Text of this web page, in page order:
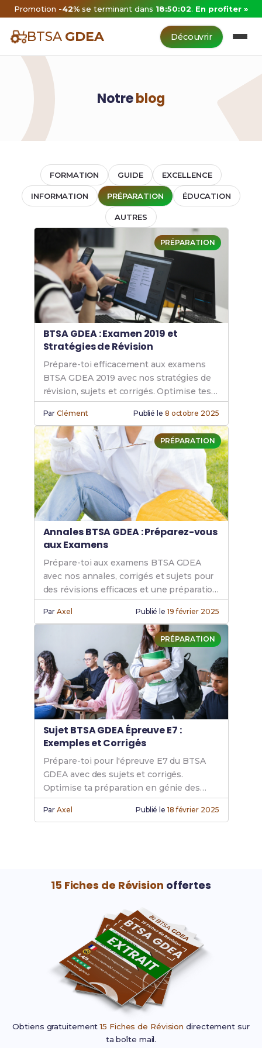
Promotion -42% se terminant dans 18:50:02. En profiter »
BTSA GDEA Découvrir
Notreblog
FORMATION GUIDE EXCELLENCE
INFORMATION PRÉPARATION ÉDUCATION
AUTRES
PRÉPARATION
BTSA GDEA : Examen 2019 et
Stratégies de Révision
Prépare-toi efficacement aux examens
BTSA GDEA 2019 avec nos stratégies de
révision, sujets et corrigés. Optimise tes
révisions BTSA en génie des
équipements agricoles.
ParClément Publié le 8 octobre 2025
PRÉPARATION
Annales BTSA GDEA : Préparez-vous
aux Examens
Prépare-toi aux examens BTSA GDEA
avec nos annales, corrigés et sujets pour
des révisions efficaces et une préparation
optimale à ton diplôme GDEA.
ParAxel Publié le 19 février 2025
PRÉPARATION
Sujet BTSA GDEA Épreuve E7 :
Exemples et Corrigés
Prépare-toi pour l'épreuve E7 du BTSA
GDEA avec des sujets et corrigés.
Optimise ta préparation en génie des
équipements agricoles grâce à ces
ressources.
ParAxel Publié le 18 février 2025
15 Fiches de Révision offertes
Obtiens gratuitement15 Fiches de Révision directement sur
ta boîte mail.